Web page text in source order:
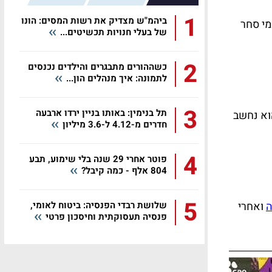
סחר
נחשב
ואחרי
1
ביהמ"ש מצדיק את רשות המסים: הונו
של בעלי חנויות תכשיטים...
2
כשההורים מתבגרים והילדים נכנסים
לתמונה: איך מנהלים הון...
3
תל בנימין: באותו בניין ירדו ארבעה
חדרים מ-4.12 ל-3.6 מיליון
4
פוטר אחרי 29 שנה בלי שימוע, תבע
804 אלף - כמה קיבל?
5
שלושת רבדי הפנסיה: ביטוח לאומי,
פנסיה תעסוקתית וחיסכון פרטי